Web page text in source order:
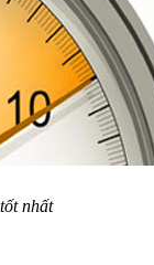
nhất